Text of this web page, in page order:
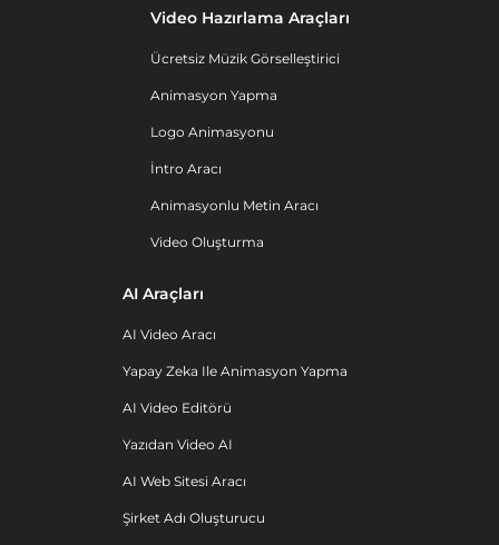
Video Hazırlama Araçları
Ücretsiz Müzik Görselleştirici
Animasyon Yapma
Logo Animasyonu
İntro Aracı
Animasyonlu Metin Aracı
Video Oluşturma
AI Araçları
AI Video Aracı
Yapay Zeka Ile Animasyon Yapma
AI Video Editörü
Yazıdan Video AI
AI Web Sitesi Aracı
Şirket Adı Oluşturucu